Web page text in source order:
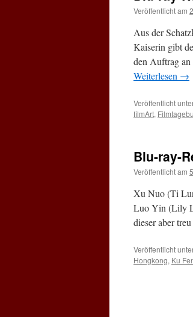
Veröffentlicht am
Aus der
Kaiserin gibt
den Auftrag
Weiterlesen →
Veröffentlicht
filmArt,
Blu-ray-
Veröffentlicht am
Xu Nuo (Ti
Luo Yin (Lily
dieser aber
Veröffentlicht
Hongkong, Ku